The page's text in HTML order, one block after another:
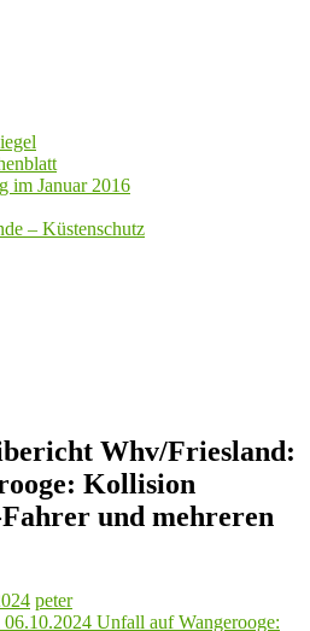
im Januar 2016
– Küstenschutz
Whv/Friesland:
Kollision
Fahrer und mehreren
peter
Unfall auf Wangerooge: